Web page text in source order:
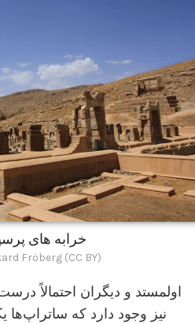
خرابه های
Fröberg (CC BY)
اولمستد و دیگران احتمالاً
نیز وجود دارد که